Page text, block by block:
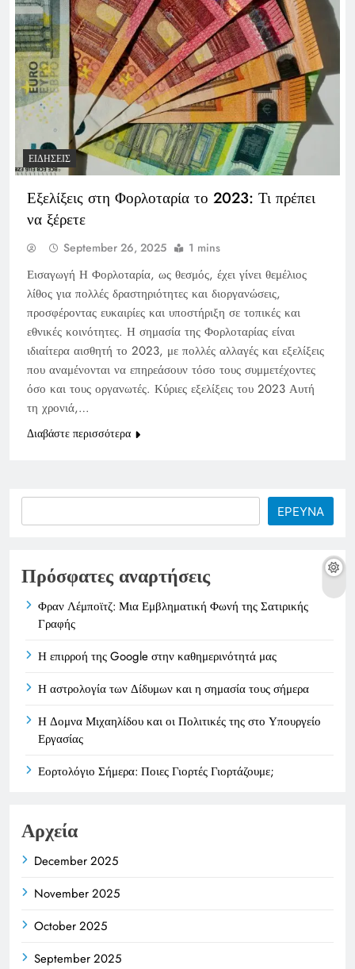
ΕΙΔΉΣΕΙΣ
Εξελίξεις στη Φορλοταρία το 2023: Τι πρέπει
να ξέρετε
September 26, 2025 1 mins
Εισαγωγή Η Φορλοταρία, ως θεσμός, έχει γίνει θεμέλιος
λίθος για πολλές δραστηριότητες και διοργανώσεις,
προσφέροντας ευκαιρίες και υποστήριξη σε τοπικές και
εθνικές κοινότητες. Η σημασία της Φορλοταρίας είναι
ιδιαίτερα αισθητή το 2023, με πολλές αλλαγές και εξελίξεις
που αναμένονται να επηρεάσουν τόσο τους συμμετέχοντες
όσο και τους οργανωτές. Κύριες εξελίξεις του 2023 Αυτή
τη χρονιά,…
Διαβάστε περισσότερα
ΕΡΕΥΝΑ
Πρόσφατες αναρτήσεις
Φραν Λέμποϊτζ: Μια Εμβληματική Φωνή της Σατιρικής
Γραφής
Η επιρροή της Google στην καθημερινότητά μας
Η αστρολογία των Δίδυμων και η σημασία τους σήμερα
Η Δομνα Μιχαηλίδου και οι Πολιτικές της στο Υπουργείο
Εργασίας
Εορτολόγιο Σήμερα: Ποιες Γιορτές Γιορτάζουμε;
Αρχεία
December 2025
November 2025
October 2025
September 2025